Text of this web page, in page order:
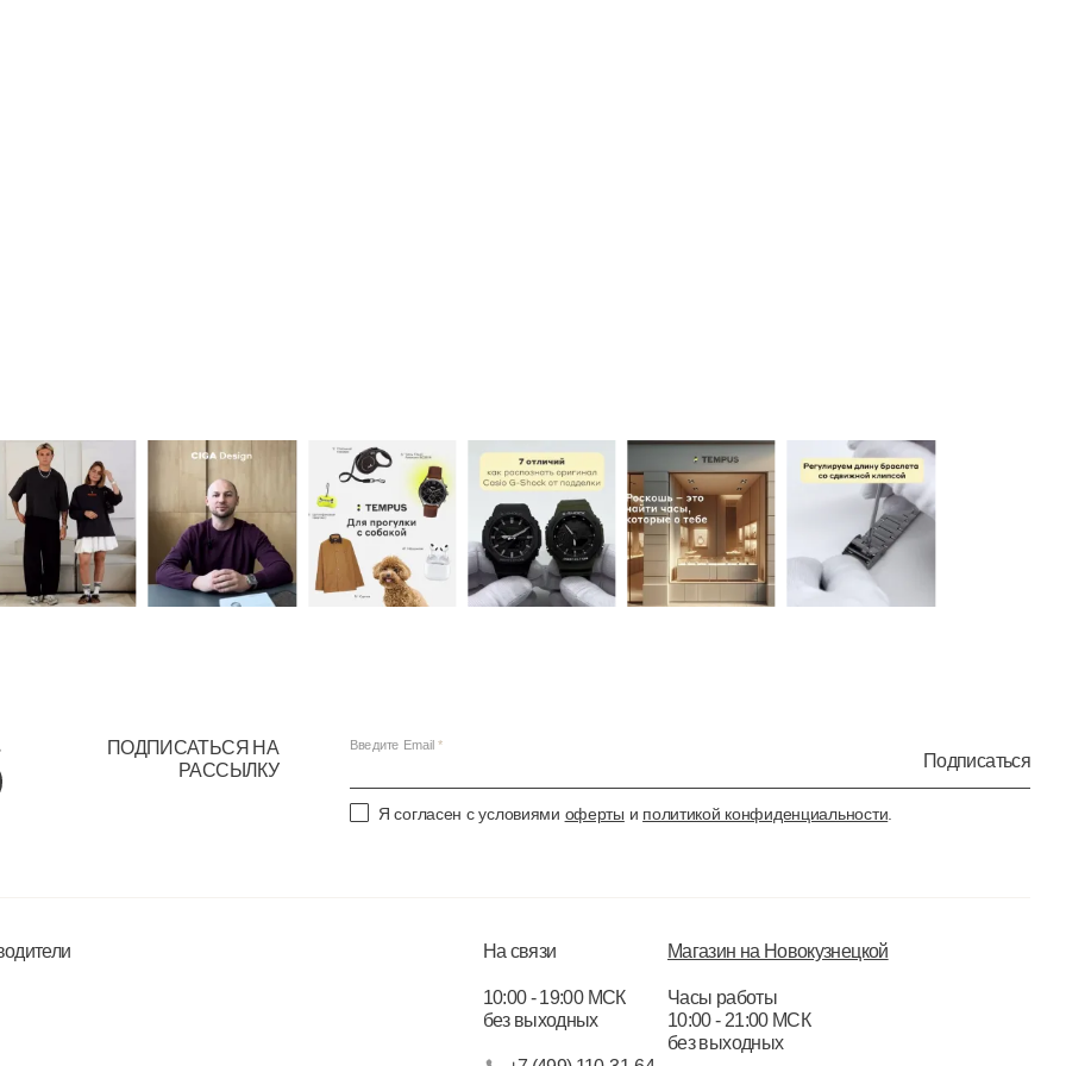
ПОДПИСАТЬСЯ НА
РАССЫЛКУ
Введите Email
Подписаться
Я согласен с условиями оферты и политикой конфиденциальности.
На связи
10:00 - 19:00 МСК
без выходных
Магазин на Новокузнецкой
Часы работы
10:00 - 21:00 МСК
без выходных